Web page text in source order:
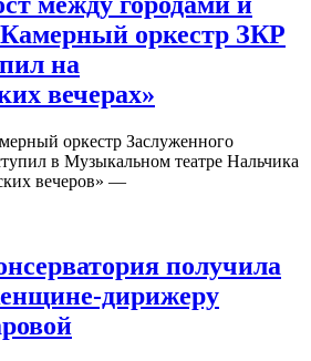
оркестр ЗКР
на
вечерах»
оркестр Заслуженного
в Музыкальном театре Нальчика
вечеров» —
получила
дирижеру